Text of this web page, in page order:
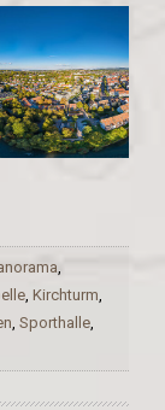
Kirchturm
Sporthalle